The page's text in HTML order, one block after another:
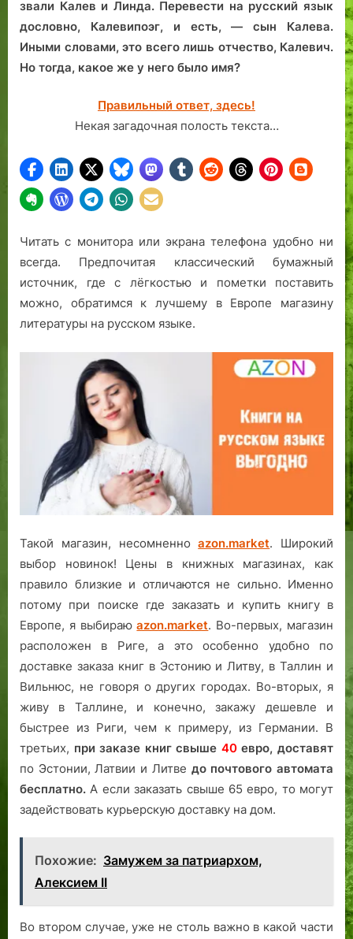
звали Калев и Линда. Перевести на русский язык
дословно, Калевипоэг, и есть, — сын Калева.
Иными словами, это всего лишь отчество, Калевич.
Но тогда, какое же у него было имя?
Правильный ответ, здесь!
Некая загадочная полость текста…
Читать с монитора или экрана телефона удобно ни
всегда. Предпочитая классический бумажный
источник, где с лёгкостью и пометки поставить
можно, обратимся к лучшему в Европе магазину
литературы на русском языке.
Такой магазин, несомненноazon.market. Широкий
выбор новинок! Цены в книжных магазинах, как
правило близкие и отличаются не сильно. Именно
потому при поиске где заказать и купить книгу в
Европе, я выбираюazon.market. Во-первых, магазин
расположен в Риге, а это особенно удобно по
доставке заказа книг в Эстонию и Литву, в Таллин и
Вильнюс, не говоря о других городах. Во-вторых, я
живу в Таллине, и конечно, закажу дешевле и
быстрее из Риги, чем к примеру, из Германии. В
третьих, при заказе книг свыше 40евро, доставят
по Эстонии, Латвии и Литве до почтового автомата
бесплатно. А если заказать свыше 65 евро, то могут
задействовать курьерскую доставку на дом.
Похожие: Замужем за патриархом,
Алексием II
Во втором случае, уже не столь важно в какой части